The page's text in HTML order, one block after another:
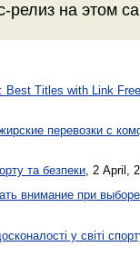
релиз на этом
Best Titles with Link
перевозки с
та безпеки, 2 April,
внимание при
у світі